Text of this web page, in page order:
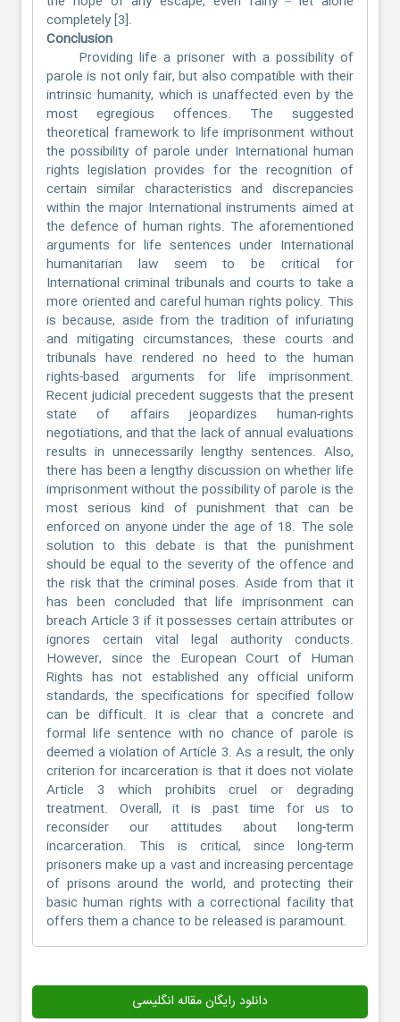
completely [3].
Conclusion
Providing life a prisoner with a possibility of
parole is not only fair, but also compatible with their
intrinsic humanity, which is unaffected even by the
most egregious offences. The suggested
theoretical framework to life imprisonment without
the possibility of parole under International human
rights legislation provides for the recognition of
certain similar characteristics and discrepancies
within the major International instruments aimed at
the defence of human rights. The aforementioned
arguments for life sentences under International
humanitarian law seem to be critical for
International criminal tribunals and courts to take a
more oriented and careful human rights policy. This
is because, aside from the tradition of infuriating
and mitigating circumstances, these courts and
tribunals have rendered no heed to the human
rights-based arguments for life imprisonment.
Recent judicial precedent suggests that the present
state of affairs jeopardizes human-rights
negotiations, and that the lack of annual evaluations
results in unnecessarily lengthy sentences. Also,
there has been a lengthy discussion on whether life
imprisonment without the possibility of parole is the
most serious kind of punishment that can be
enforced on anyone under the age of 18. The sole
solution to this debate is that the punishment
should be equal to the severity of the offence and
the risk that the criminal poses. Aside from that it
has been concluded that life imprisonment can
breach Article 3 if it possesses certain attributes or
ignores certain vital legal authority conducts.
However, since the European Court of Human
Rights has not established any official uniform
standards, the specifications for specified follow
can be difficult. It is clear that a concrete and
formal life sentence with no chance of parole is
deemed a violation of Article 3. As a result, the only
criterion for incarceration is that it does not violate
Article 3 which prohibits cruel or degrading
treatment. Overall, it is past time for us to
reconsider our attitudes about long-term
incarceration. This is critical, since long-term
prisoners make up a vast and increasing percentage
of prisons around the world, and protecting their
basic human rights with a correctional facility that
offers them a chance to be released is paramount.
دانلود رایگان مقاله انگلیسی